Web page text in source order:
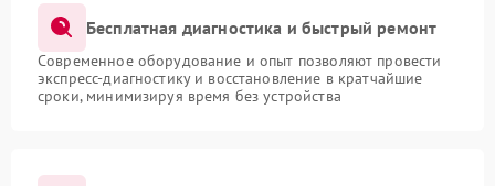
Бесплатная диагностика и быстрый ремонт
Современное оборудование и опыт позволяют провести
экспресс-диагностику и восстановление в кратчайшие
сроки, минимизируя время без устройства